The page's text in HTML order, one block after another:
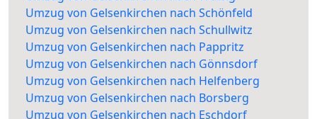
Umzug von Gelsenkirchen nach Schönfeld
Umzug von Gelsenkirchen nach Schullwitz
Umzug von Gelsenkirchen nach Pappritz
Umzug von Gelsenkirchen nach Gönnsdorf
Umzug von Gelsenkirchen nach Helfenberg
Umzug von Gelsenkirchen nach Borsberg
Umzug von Gelsenkirchen nach Eschdorf